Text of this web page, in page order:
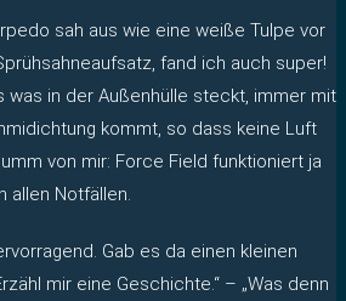
sah aus wie eine weiße Tulpe vor
fand ich auch super!
was in der Außenhülle steckt, immer mit
kommt, so dass keine Luft
von mir: Force Field funktioniert ja
allen Notfällen.
Gab es da einen kleinen
mir eine Geschichte.“ – „Was denn